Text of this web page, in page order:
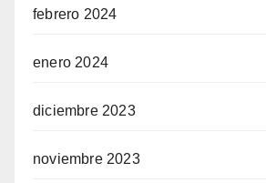
febrero 2024
enero 2024
diciembre 2023
noviembre 2023